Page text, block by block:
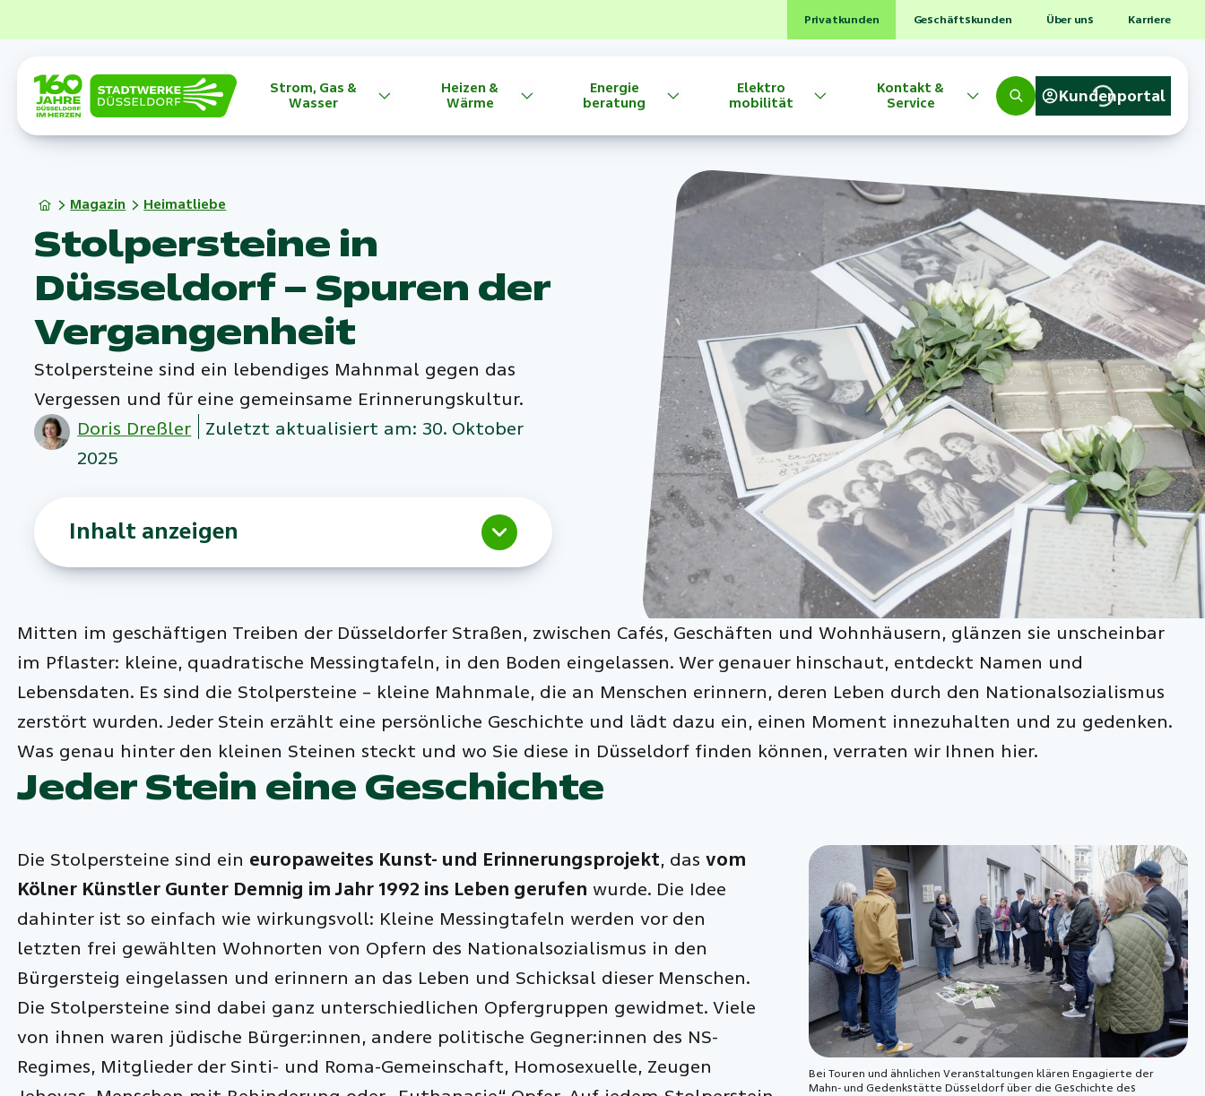
Privatkunden Geschäftskunden Über uns Karriere
Strom, Gas &
Wasser
Heizen &
Wärme
Energie
beratung
Elektro
mobilität
Kontakt &
Service
Kundenportal
Magazin Heimatliebe
Stolpersteine in
Düsseldorf – Spuren der
Vergangenheit
Stolpersteine sind ein lebendiges Mahnmal gegen das
Vergessen und für eine gemeinsame Erinnerungskultur.
Doris Dreßler
Zuletzt aktualisiert am: 30. Oktober
2025
Inhalt anzeigen
Mitten im geschäftigen Treiben der Düsseldorfer Straßen, zwischen Cafés, Geschäften und Wohnhäusern, glänzen sie unscheinbar
im Pflaster: kleine, quadratische Messingtafeln, in den Boden eingelassen. Wer genauer hinschaut, entdeckt Namen und
Lebensdaten. Es sind die Stolpersteine – kleine Mahnmale, die an Menschen erinnern, deren Leben durch den Nationalsozialismus
zerstört wurden. Jeder Stein erzählt eine persönliche Geschichte und lädt dazu ein, einen Moment innezuhalten und zu gedenken.
Was genau hinter den kleinen Steinen steckt und wo Sie diese in Düsseldorf finden können, verraten wir Ihnen hier.
Jeder Stein eine Geschichte
Die Stolpersteine sind ein europaweites Kunst- und Erinnerungsprojekt, dasvom
Kölner Künstler Gunter Demnig im Jahr 1992 ins Leben gerufen wurde. Die Idee
dahinter ist so einfach wie wirkungsvoll: Kleine Messingtafeln werden vor den
letzten frei gewählten Wohnorten von Opfern des Nationalsozialismus in den
Bürgersteig eingelassen und erinnern an das Leben und Schicksal dieser Menschen.
Die Stolpersteine sind dabei ganz unterschiedlichen Opfergruppen gewidmet. Viele
von ihnen waren jüdische Bürger:innen, andere politische Gegner:innen des NS-
Regimes, Mitglieder der Sinti- und Roma-Gemeinschaft, Homosexuelle, Zeugen
Bei Touren und ähnlichen Veranstaltungen klären Engagierte der
Mahn- und Gedenkstätte Düsseldorf über die Geschichte des